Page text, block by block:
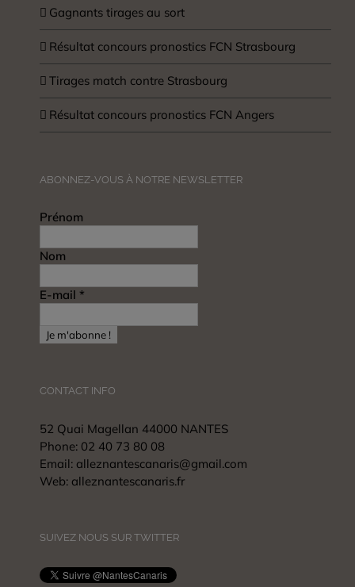
Gagnants tirages au sort
Résultat concours pronostics FCN Strasbourg
Tirages match contre Strasbourg
Résultat concours pronostics FCN Angers
ABONNEZ-VOUS À NOTRE NEWSLETTER
Prénom
Nom
E-mail *
CONTACT INFO
52 Quai Magellan 44000 NANTES
Phone: 02 40 73 80 08
Email: alleznantescanaris@gmail.com
Web: alleznantescanaris.fr
SUIVEZ NOUS SUR TWITTER